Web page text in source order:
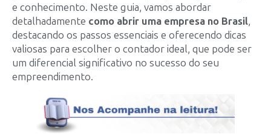
e conhecimento. Neste guia, vamos abordar
detalhadamente como abrir uma empresa no Brasil,
destacando os passos essenciais e oferecendo dicas
valiosas para escolher o contador ideal, que pode ser
um diferencial significativo no sucesso do seu
empreendimento.